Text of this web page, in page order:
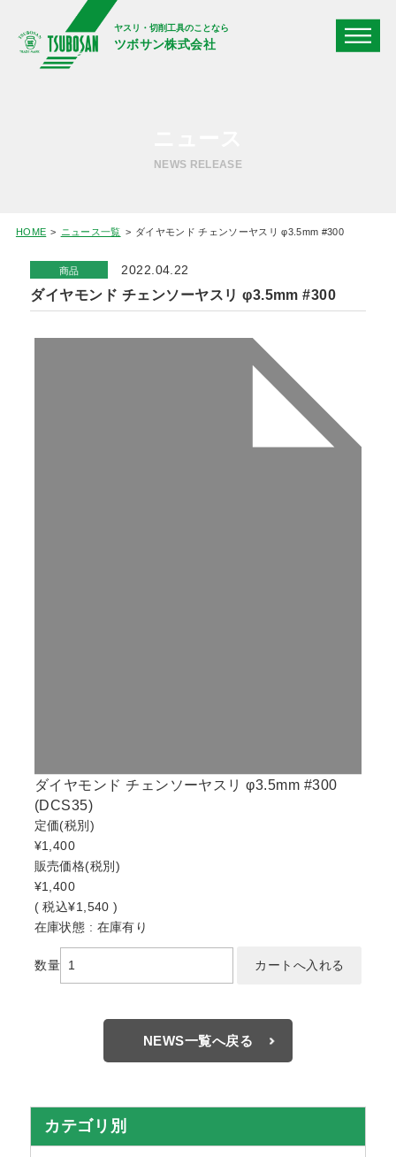
ヤスリ・切削工具のことなら
ツボサン株式会社
NEWS RELEASE
HOME ニュース一覧 ダイヤモンド チェンソーヤスリ φ3.5mm #300
商品 2022.04.22
ダイヤモンド チェンソーヤスリ φ3.5mm #300
ダイヤモンド チェンソーヤスリ φ3.5mm #300
(DCS35)
定価(税別)
¥1,400
販売価格(税別)
¥1,400
(税込¥1,540 )
在庫状態 : 在庫有り
数量
NEWS一覧へ戻る
カテゴリ別